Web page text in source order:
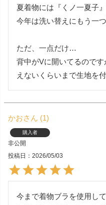
夏着物には『くノ一夏子
今年は洗い替えにもう一
ただ、一点だけ…
背中がVに開いてるので
えないくらいまで生地を
かお 1
購入者
非公開
投稿日
2026/05/03
今まで着物ブラを使用し